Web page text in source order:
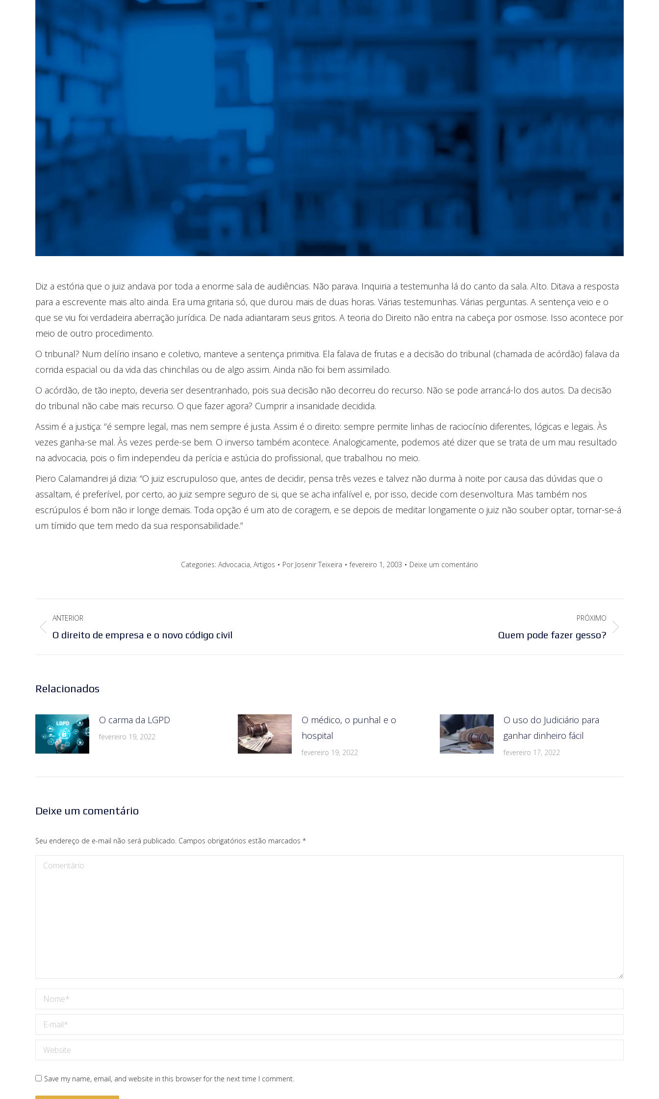
Diz a estória que o juiz andava por toda a enorme sala de audiências. Não parava. Inquiria a testemunha lá do canto da sala. Alto. Ditava a resposta
para a escrevente mais alto ainda. Era uma gritaria só, que durou mais de duas horas. Várias testemunhas. Várias perguntas. A sentença veio e o
que se viu foi verdadeira aberração jurídica. De nada adiantaram seus gritos. A teoria do Direito não entra na cabeça por osmose. Isso acontece por
meio de outro procedimento.
O tribunal? Num delírio insano e coletivo, manteve a sentença primitiva. Ela falava de frutas e a decisão do tribunal (chamada de acórdão) falava da
corrida espacial ou da vida das chinchilas ou de algo assim. Ainda não foi bem assimilado.
O acórdão, de tão inepto, deveria ser desentranhado, pois sua decisão não decorreu do recurso. Não se pode arrancá-lo dos autos. Da decisão
do tribunal não cabe mais recurso. O que fazer agora? Cumprir a insanidade decidida.
Assim é a justiça: ‘’é sempre legal, mas nem sempre é justa. Assim é o direito: sempre permite linhas de raciocínio diferentes, lógicas e legais. Às
vezes ganha-se mal. Às vezes perde-se bem. O inverso também acontece. Analogicamente, podemos até dizer que se trata de um mau resultado
na advocacia, pois o fim independeu da perícia e astúcia do profissional, que trabalhou no meio.
Piero Calamandrei já dizia: “O juiz escrupuloso que, antes de decidir, pensa três vezes e talvez não durma à noite por causa das dúvidas que o
assaltam, é preferível, por certo, ao juiz sempre seguro de si, que se acha infalível e, por isso, decide com desenvoltura. Mas também nos
escrúpulos é bom não ir longe demais. Toda opção é um ato de coragem, e se depois de meditar longamente o juiz não souber optar, tornar-se-á
um tímido que tem medo da sua responsabilidade.”
Categories: Advocacia, Artigos Por Josenir Teixeira fevereiro 1, 2003 Deixe um comentário
de
post:
ANTERIOR
Post
O direito de empresa e o novo código civil
PRÓXIMO
Quem pode fazer gesso?
Relacionados
O carma da LGPD
fevereiro 19, 2022
O médico, o punhal e o
hospital
fevereiro 19, 2022
O uso do Judiciário para
ganhar dinheiro fácil
fevereiro 17, 2022
Deixe um comentário
Seu endereço de e-mail não será publicado. Campos obrigatórios estão marcados *
Comentário
Nome *
E-mail *
Website
Save my name, email, and website in this browser for the next time I comment.